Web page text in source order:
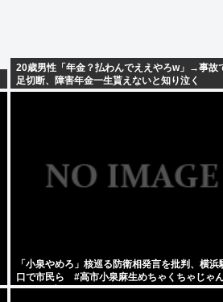
20歳男性「年金？払わんでええやろw」→事故
足切断、障害年金一生貰えないと知り泣く
「小泉やめろ」核巡る防衛相発言を批判、横浜
口で市民ら #高市小泉麻生めちゃくちゃじゃ
ースdeプロテスト